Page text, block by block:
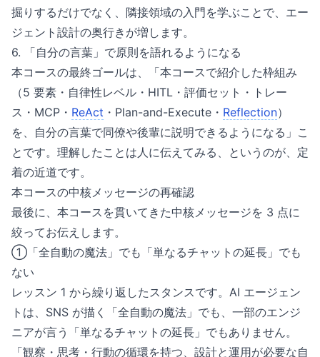
掘りするだけでなく、隣接領域の入門を学ぶことで、エー
ジェント設計の奥行きが増します。
6. 「自分の言葉」で原則を語れるようになる
本コースの最終ゴールは、「本コースで紹介した枠組み
（5 要素・自律性レベル・HITL・評価セット・トレー
ス・MCP・ ReAct ・Plan-and-Execute・ Reflection）
を、自分の言葉で同僚や後輩に説明できるようになる」こ
とです。理解したことは人に伝えてみる、というのが、定
着の近道です。
本コースの中核メッセージの再確認
最後に、本コースを貫いてきた中核メッセージを 3 点に
絞ってお伝えします。
①「全自動の魔法」でも「単なるチャットの延長」でも
ない
レッスン 1 から繰り返したスタンスです。AI エージェン
トは、SNS が描く「全自動の魔法」でも、一部のエンジ
ニアが言う「単なるチャットの延長」でもありません。
「観察・思考・行動の循環を持つ、設計と運用が必要な自